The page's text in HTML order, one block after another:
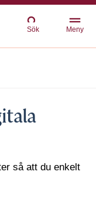
Sök Meny
så att du enkelt